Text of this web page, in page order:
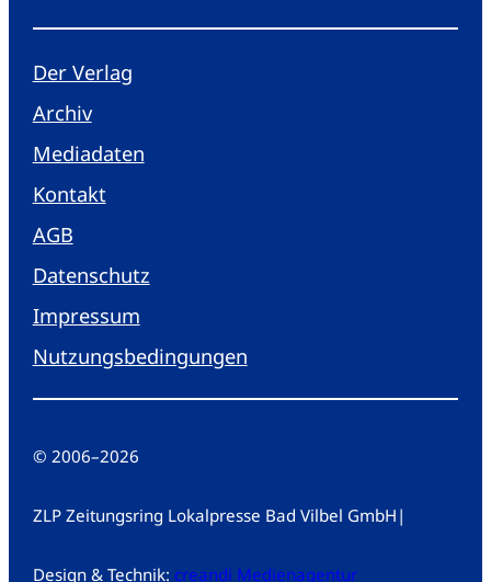
Der Verlag
Archiv
Mediadaten
Kontakt
AGB
Datenschutz
Impressum
Nutzungsbedingungen
© 2006–2026
ZLP Zeitungsring Lokalpresse Bad Vilbel GmbH |
Design & Technik: creandi Medienagentur